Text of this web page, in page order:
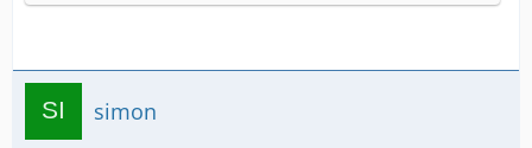
simon